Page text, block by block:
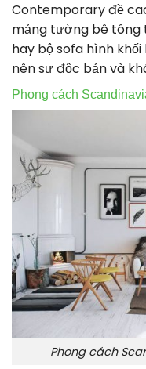
Contemporary đề
mảng tường bê
hay bộ sofa hình
nên sự độc bản và
Phong cách
Phong cách